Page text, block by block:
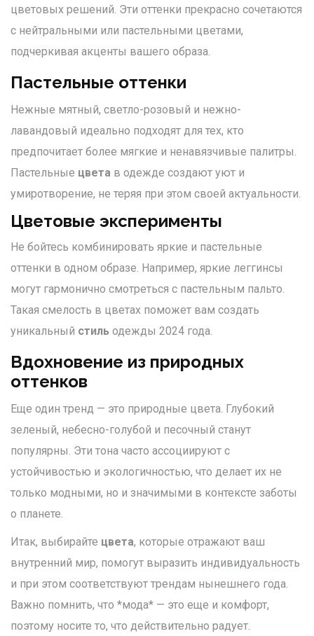
цветовых решений. Эти оттенки прекрасно сочетаются
с нейтральными или пастельными цветами,
подчеркивая акценты вашего образа.
Пастельные оттенки
Нежные мятный, светло-розовый и нежно-
лавандовый идеально подходят для тех, кто
предпочитает более мягкие и ненавязчивые палитры.
Пастельные цвета в одежде создают уют и
умиротворение, не теряя при этом своей актуальности.
Цветовые эксперименты
Не бойтесь комбинировать яркие и пастельные
оттенки в одном образе. Например, яркие леггинсы
могут гармонично смотреться с пастельным пальто.
Такая смелость в цветах поможет вам создать
уникальный стиль одежды 2024 года.
Вдохновение из природных
оттенков
Еще один тренд — это природные цвета. Глубокий
зеленый, небесно-голубой и песочный станут
популярны. Эти тона часто ассоциируют с
устойчивостью и экологичностью, что делает их не
только модными, но и значимыми в контексте заботы
о планете.
Итак, выбирайте цвета, которые отражают ваш
внутренний мир, помогут выразить индивидуальность
и при этом соответствуют трендам нынешнего года.
Важно помнить, что *мода* — это еще и комфорт,
поэтому носите то, что действительно радует.